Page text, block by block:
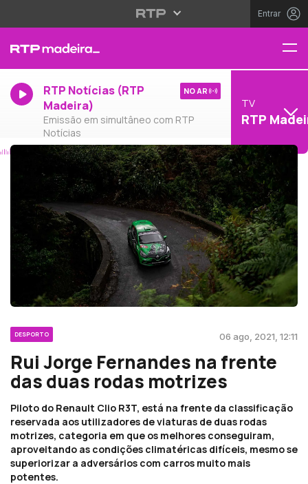
Entrar
RTP Notícias (RTP
Madeira)
Emissão em simultâneo com RTP
Notícias
NO AR
TV
RTP
DESPORTO 06 ago, 2021, 12:11
Rui Jorge Fernandes na frente
das duas rodas motrizes
Piloto do Renault Clio R3T, está na frente da classificação
reservada aos utilizadores de viaturas de duas rodas
motrizes, categoria em que os melhores conseguiram,
aproveitando as condições climatéricas difíceis, mesmo se
superiorizar a adversários com carros muito mais
potentes.